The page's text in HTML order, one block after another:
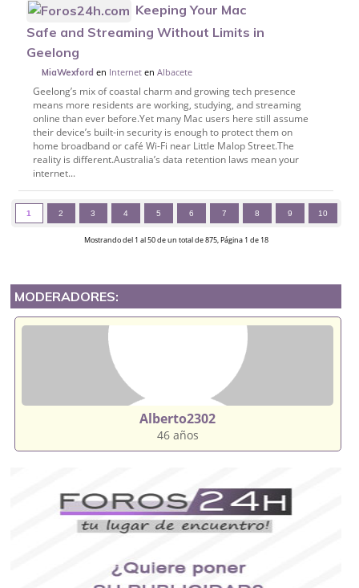
Keeping Your Mac
Safe and Streaming Without Limits in
Geelong
MiaWexford en Internet enAlbacete
Geelong’s mix of coastal charm and growing tech presence
means more residents are working, studying, and streaming
online than ever before.Yet many Mac users here still assume
their device’s built-in security is enough to protect them on
home broadband or café Wi-Fi near Little Malop Street.The
reality is different.Australia’s data retention laws mean your
internet...
1 2 3 4 5 6 7 8 9 10
Mostrando del 1 al 50 de un total de 875, Página 1 de 18
MODERADORES:
Alberto2302
46 años